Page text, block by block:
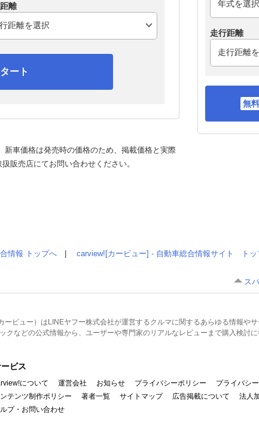
離
ート
車価格は発売時の価格のため、掲載価格と実際
販売店にてお問い合わせください。
走行距離
情報 トップへ carview![カービュー] - 自動車総合情報サイト トッ
ス
ービュー）はLINEヤフー株式会社が運営するクルマに関するあらゆる情報やサ
クなどの公式情報から、ユーザーや専門家のリアルなレビューまで購入検討に
ビス
について 運営会社 お知らせ プライバシーポリシー プライバシ
テンツ制作ポリシー
著者一覧 サイトマップ 広告掲載について 法人
プ・お問い合わせ